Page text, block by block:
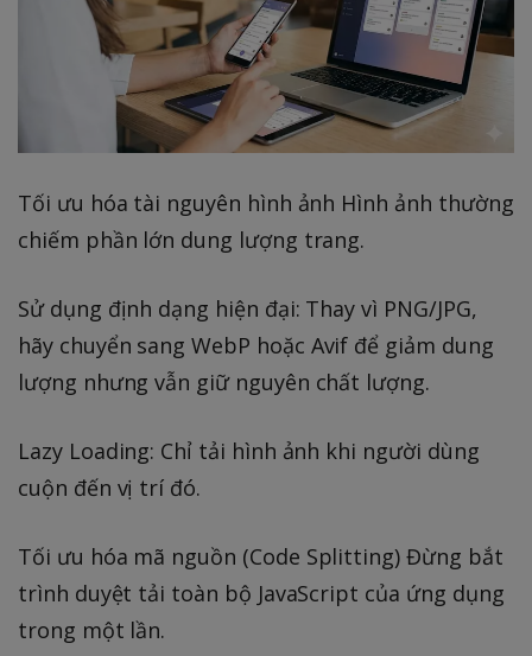
Tối ưu hóa tài nguyên hình ảnh Hình ảnh thường
chiếm phần lớn dung lượng trang.
Sử dụng định dạng hiện đại: Thay vì PNG/JPG,
hãy chuyển sang WebP hoặc Avif để giảm dung
lượng nhưng vẫn giữ nguyên chất lượng.
Lazy Loading: Chỉ tải hình ảnh khi người dùng
cuộn đến vị trí đó.
Tối ưu hóa mã nguồn (Code Splitting) Đừng bắt
trình duyệt tải toàn bộ JavaScript của ứng dụng
trong một lần.